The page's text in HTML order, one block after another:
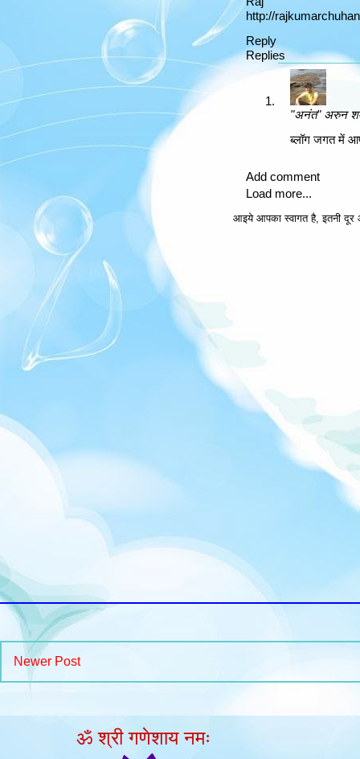
http://
Reply
Replies
"अनंत" अरुन
ब्लॉग जगत में
Add comment
Load more...
आइये आपका स्वागत है, इतनी दूर
Newer Post
ॐ श्री गणेशाय नमः